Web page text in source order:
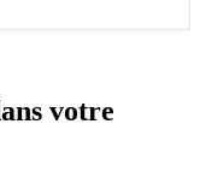
votre